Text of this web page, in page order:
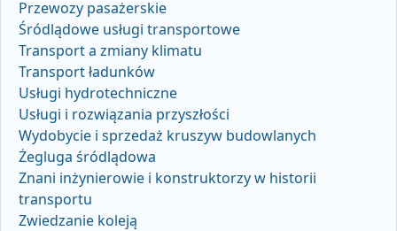
Przewozy pasażerskie
Śródlądowe usługi transportowe
Transport a zmiany klimatu
Transport ładunków
Usługi hydrotechniczne
Usługi i rozwiązania przyszłości
Wydobycie i sprzedaż kruszyw budowlanych
Żegluga śródlądowa
Znani inżynierowie i konstruktorzy w historii
transportu
Zwiedzanie koleją